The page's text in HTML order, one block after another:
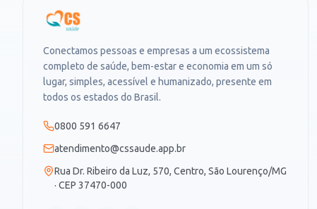
Conectamos pessoas e empresas a um ecossistema
completo de saúde, bem-estar e economia em um só
lugar, simples, acessível e humanizado, presente em
todos os estados do Brasil.
0800 591 6647
atendimento@cssaude.app.br
Rua Dr. Ribeiro da Luz, 570, Centro, São Lourenço/MG
· CEP 37470-000